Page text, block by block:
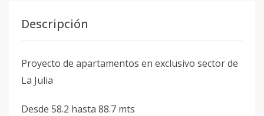
Descripción
Proyecto de apartamentos en exclusivo sector de
La Julia
Desde 58.2 hasta 88.7 mts